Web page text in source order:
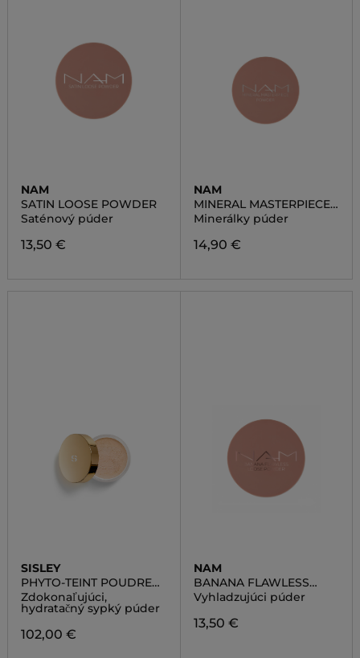
NAM
SATIN LOOSE POWDER
Saténový púder
13,50 €
NAM
MINERAL MASTERPIECE
POWDER
Minerálky púder
14,90 €
SISLEY
PHYTO-TEINT POUDRE
LIBRE
Zdokonaľujúci,
hydratačný sypký púder
102,00 €
NAM
BANANA FLAWLESS
LOOSE POWDER
Vyhladzujúci púder
13,50 €